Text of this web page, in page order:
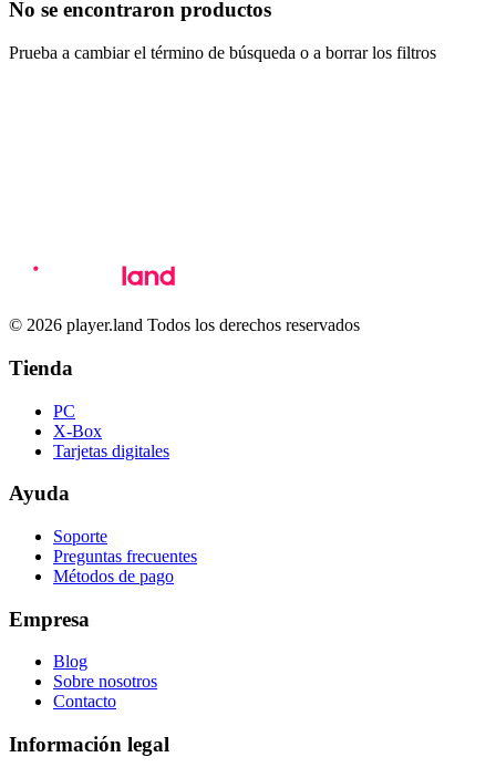
No se encontraron productos
Prueba a cambiar el término de búsqueda o a borrar los filtros
© 2026 player.land Todos los derechos reservados
Tienda
PC
X-Box
Tarjetas digitales
Ayuda
Soporte
Preguntas frecuentes
Métodos de pago
Empresa
Blog
Sobre nosotros
Contacto
Información legal